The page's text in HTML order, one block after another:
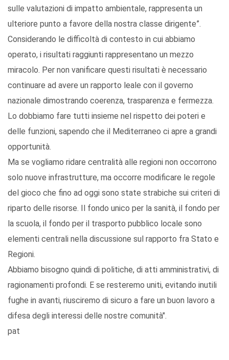
sulle valutazioni di impatto ambientale, rappresenta un
ulteriore punto a favore della nostra classe dirigente”.
Considerando le difficoltà di contesto in cui abbiamo
operato, i risultati raggiunti rappresentano un mezzo
miracolo. Per non vanificare questi risultati è necessario
continuare ad avere un rapporto leale con il governo
nazionale dimostrando coerenza, trasparenza e fermezza.
Lo dobbiamo fare tutti insieme nel rispetto dei poteri e
delle funzioni, sapendo che il Mediterraneo ci apre a grandi
opportunità.
Ma se vogliamo ridare centralità alle regioni non occorrono
solo nuove infrastrutture, ma occorre modificare le regole
del gioco che fino ad oggi sono state strabiche sui criteri di
riparto delle risorse. Il fondo unico per la sanità, il fondo per
la scuola, il fondo per il trasporto pubblico locale sono
elementi centrali nella discussione sul rapporto fra Stato e
Regioni.
Abbiamo bisogno quindi di politiche, di atti amministrativi, di
ragionamenti profondi. E se resteremo uniti, evitando inutili
fughe in avanti, riusciremo di sicuro a fare un buon lavoro a
difesa degli interessi delle nostre comunità".
pat